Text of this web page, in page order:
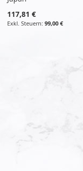
117,81 €
99,00 €